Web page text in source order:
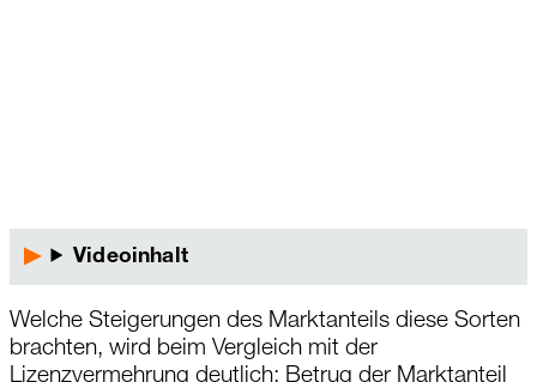
Videoinhalt
Welche Steigerungen des Marktanteils diese Sorten
brachten, wird beim Vergleich mit der
Lizenzvermehrung deutlich: Betrug der Marktanteil